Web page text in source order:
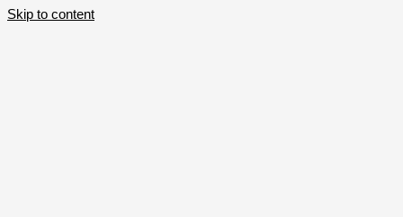
Skip to content